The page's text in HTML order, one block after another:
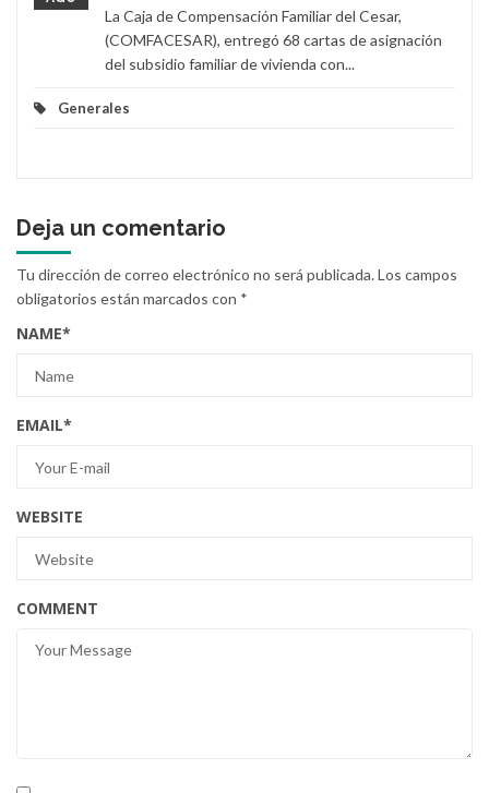
La Caja de Compensación Familiar del Cesar,
(COMFACESAR), entregó 68 cartas de asignación
del subsidio familiar de vivienda con...
Generales
Deja un comentario
Tu dirección de correo electrónico no será publicada.Los campos
obligatorios están marcados con *
NAME*
EMAIL*
WEBSITE
COMMENT